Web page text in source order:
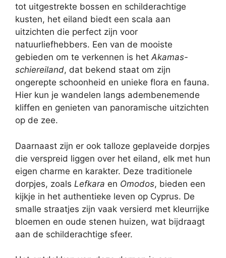
tot uitgestrekte bossen en schilderachtige
kusten, het eiland biedt een scala aan
uitzichten die perfect zijn voor
natuurliefhebbers. Een van de mooiste
gebieden om te verkennen is hetAkamas-
schiereiland, dat bekend staat om zijn
ongerepte schoonheid en unieke flora en fauna.
Hier kun je wandelen langs adembenemende
kliffen en genieten van panoramische uitzichten
op de zee.
Daarnaast zijn er ook talloze geplaveide dorpjes
die verspreid liggen over het eiland, elk met hun
eigen charme en karakter. Deze traditionele
dorpjes, zoals Lefkara en Omodos, bieden een
kijkje in het authentieke leven op Cyprus. De
smalle straatjes zijn vaak versierd met kleurrijke
bloemen en oude stenen huizen, wat bijdraagt
aan de schilderachtige sfeer.